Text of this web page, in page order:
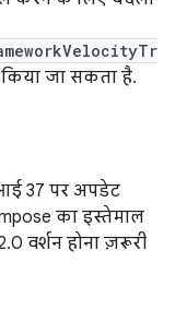
जा सकता है.
37 पर अपडेट
का इस्तेमाल
वर्शन होना ज़रूरी